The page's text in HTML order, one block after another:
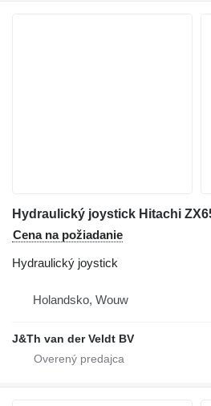
Cena na požiadanie
Hydraulický joystick
Holandsko, Wouw
J&Th van der Veldt BV